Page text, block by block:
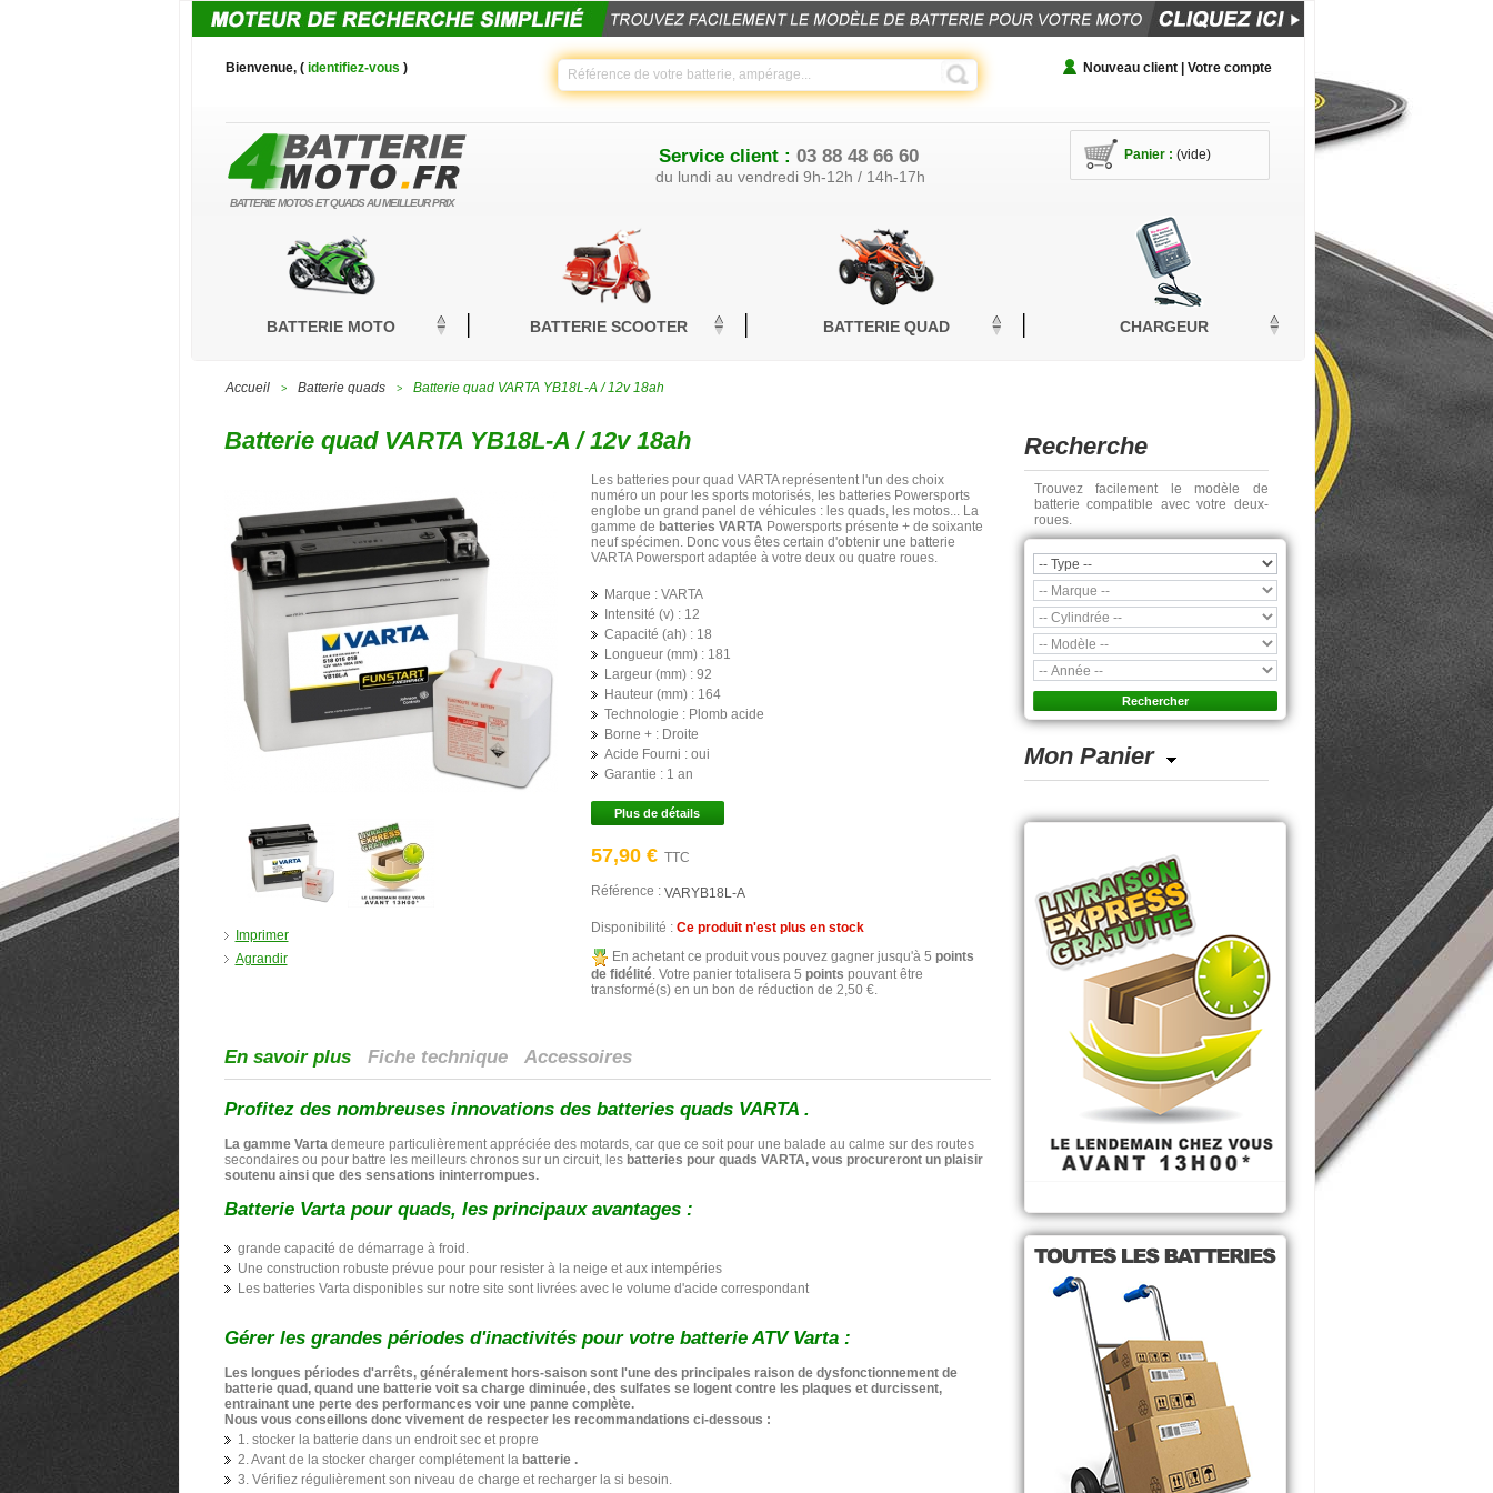
BATTERIE MOTOS ET QUADS AU MEILLEUR PRIX
Service client : 03 88 48 66 60
du lundi au vendredi 9h-12h / 14h-17h
Bienvenue, ( identifiez-vous ) Nouveau client | Votre compte
Panier : (vide)
BATTERIE MOTO BATTERIE SCOOTER BATTERIE QUAD CHARGEUR
Accueil > Batterie quads > Batterie quad VARTA YB18L-A / 12v 18ah
Batterie quad VARTA YB18L-A / 12v 18ah
Imprimer
Agrandir
Les batteries pour quad VARTA représentent l'un des choix
numéro un pour les sports motorisés, les batteries Powersports
englobe un grand panel de véhicules : les quads, les motos... La
gamme de batteries VARTAPowersports présente + de soixante
neuf spécimen. Donc vous êtes certain d'obtenir une batterie
VARTA Powersport adaptée à votre deux ou quatre roues.
Marque :VARTA
Intensité (v) :12
Capacité (ah) :18
Longueur (mm) :181
Largeur (mm) :92
Hauteur (mm) :164
Technologie :Plomb acide
Borne + : Droite
Acide Fourni :oui
Garantie :1 an
Plus de détails
57,90 € TTC
Référence : VARYB18L-A
Disponibilité : Ce produit n'est plus en stock
En achetant ce produit vous pouvez gagner jusqu'à 5 points
de fidélité. Votre panier totalisera 5 points pouvant être
transformé(s) en un bon de réduction de 2,50 €.
En savoir plus Fiche technique Accessoires
Profitez des nombreuses innovations des batteries quads VARTA .
La gamme Varta demeure particulièrement appréciée des motards, car que ce soit pour une balade au calme sur des routes
secondaires ou pour battre les meilleurs chronos sur un circuit, les batteries pour quads VARTA, vous procureront un plaisir
soutenu ainsi que des sensations ininterrompues.
Batterie Varta pour quads, les principaux avantages :
grande capacité de démarrage à froid.
Une construction robuste prévue pour pour resister à la neige et aux intempéries
Les batteries Varta disponibles sur notre site sont livrées avec le volume d'acide correspondant
Gérer les grandes périodes d'inactivités pour votre batterie ATV Varta :
Les longues périodes d'arrêts, généralement hors-saison sont l'une des principales raison de dysfonctionnement de
batterie quad, quand une batterie voit sa charge diminuée, des sulfates se logent contre les plaques et durcissent,
entrainant une perte des performances voir une panne complète.
Nous vous conseillons donc vivement de respecter les recommandations ci-dessous :
1. stocker la batterie dans un endroit sec et propre
2. Avant de la stocker charger complétement la batterie .
3. Vérifiez régulièrement son niveau de charge et recharger la si besoin.
Recherche
Trouvez facilement le modèle de
batterie compatible avec votre deux-
roues.
Mon Panier